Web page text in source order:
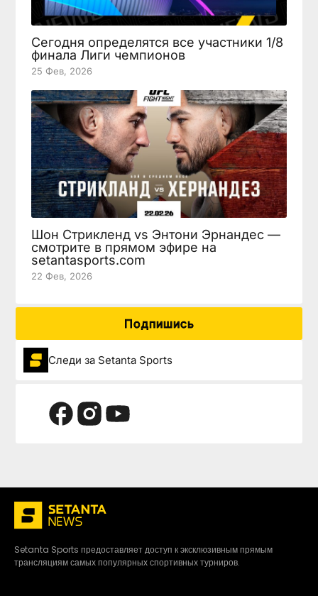
Сегодня определятся все участники 1/8
финала Лиги чемпионов
25 Фев, 2026
Шон Стрикленд vs Энтони Эрнандес —
смотрите в прямом эфире на
setantasports.com
22 Фев, 2026
Подпишись
Следи за Setanta Sports
Setanta Sports предоставляет доступ к эксклюзивным прямым
трансляциям самых популярных спортивных турниров.